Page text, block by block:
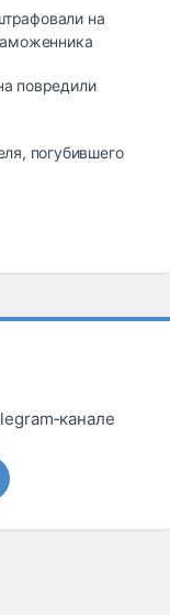
на
повредили
погубившего